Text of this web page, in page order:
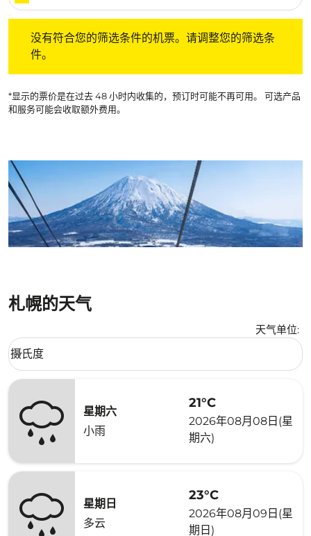
没有符合您的筛选条件的机票。请调整您的筛选条
件。
*显示的票价是在过去 48 小时内收集的，预订时可能不再可用。 可选产品
和服务可能会收取额外费用。
札幌的天气
天气单位:
Weather unit option 摄氏度 Selected
摄氏度
keyboard_arrow_down
星期六
小雨
21°C
2026年08月08日(星
期六)
星期日
多云
23°C
2026年08月09日(星
期日)